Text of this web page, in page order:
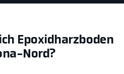
Epoxidharzboden
Nord?